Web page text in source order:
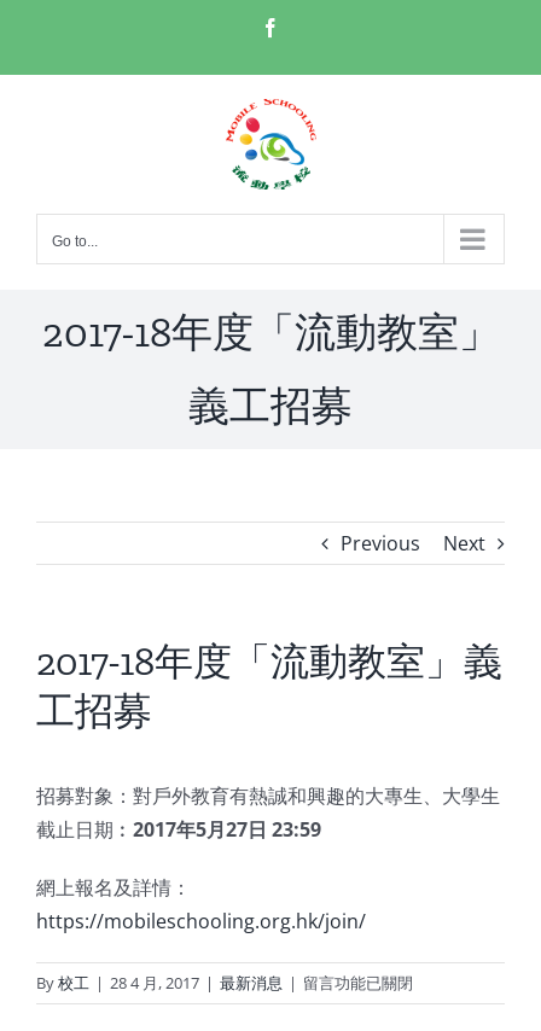
content
Go to...
2017-18年度「流動教室」
義工招募
Previous Next
2017-18年度「流動教室」義
工招募
招募對象：對戶外教育有熱誠和興趣的大專生、大學生
截止日期︰ 2017年5月27日 23:59
網上報名及詳情：
https://mobileschooling.org.hk/join/
By校工 | 28 4 月, 2017 | 最新消息 | 在
〈2017-
留言功能已關閉